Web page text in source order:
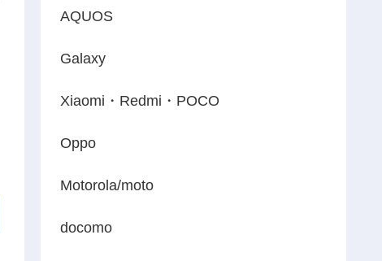
AQUOS
Galaxy
Xiaomi・Redmi・POCO
Oppo
Motorola/moto
docomo